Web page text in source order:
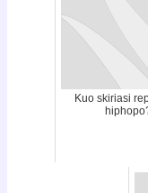
Kuo skiriasi